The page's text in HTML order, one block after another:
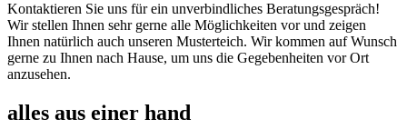
Kontaktieren Sie uns für ein unverbindliches Beratungsgespräch!
Wir stellen Ihnen sehr gerne alle Möglichkeiten vor und zeigen
Ihnen natürlich auch unseren Musterteich. Wir kommen auf Wunsch
gerne zu Ihnen nach Hause, um uns die Gegebenheiten vor Ort
anzusehen.
alles aus einer hand